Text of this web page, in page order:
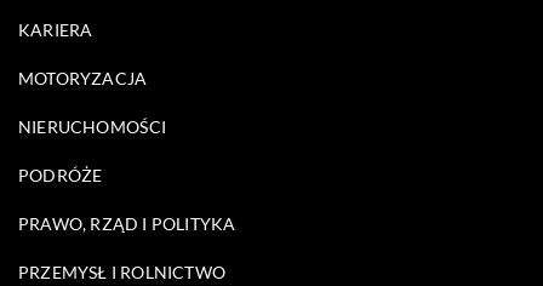
KARIERA
MOTORYZACJA
NIERUCHOMOŚCI
PODRÓŻE
PRAWO, RZĄD I POLITYKA
PRZEMYSŁ I ROLNICTWO